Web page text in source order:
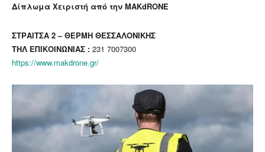
Δίπλωμα Χειριστή από την MAKdRONE
ΣΤΡΑΙΤΣΑ 2 – ΘΕΡΜΗ ΘΕΣΣΑΛΟΝΙΚΗΣ
ΤΗΛ ΕΠΙΚΟΙΝΩΝΙΑΣ : 231 7007300
https://www.makdrone.gr/